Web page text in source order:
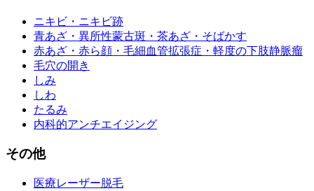
ニキビ・ニキビ跡
青あざ・異所性蒙古斑・茶あざ・そばかす
赤あざ・赤ら顔・毛細血管拡張症・軽度の下肢静脈瘤
毛穴の開き
しみ
しわ
たるみ
内科的アンチエイジング
その他
医療レーザー脱毛